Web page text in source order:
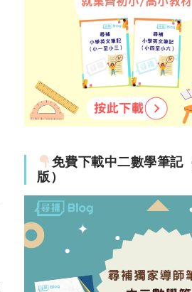
免費下載中二數學筆記
版）